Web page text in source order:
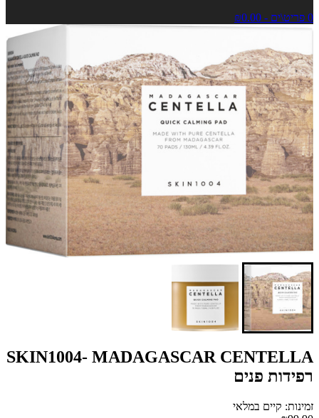
0 פריט\ים - ₪0.00
SKIN1004- MADAGASCAR CENTELLA
רפידות פנים
זמינות: קיים במלאי